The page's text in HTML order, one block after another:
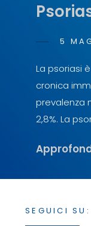
5
La psoriasi
cronica
prevalenza
2,8%. La
SEGUICI SU: